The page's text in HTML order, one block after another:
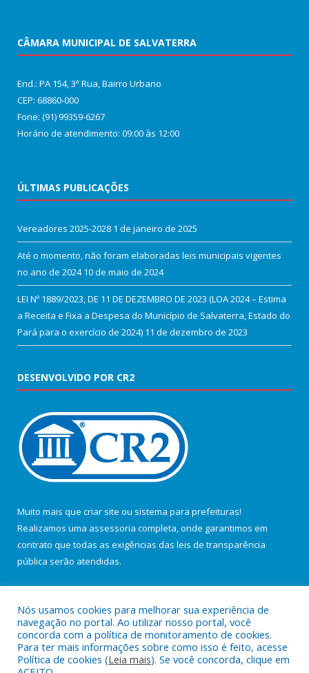
CÂMARA MUNICIPAL DE SALVATERRA
End.: PA 154, 3ª Rua, Bairro Urbano
CEP: 68860‑000
Fone: (91) 99359-6267
Horário de atendimento: 09:00 às 12:00
ÚLTIMAS PUBLICAÇÕES
Vereadores 2025-2028 1 de janeiro de 2025
Até o momento, não foram elaboradas leis municipais vigentes
no ano de 2024 10 de maio de 2024
LEI Nº 1889/2023, DE 11 DE DEZEMBRO DE 2023 (LOA 2024 – Estima
a Receita e Fixa a Despesa do Município de Salvaterra, Estado do
Pará para o exercício de 2024) 11 de dezembro de 2023
DESENVOLVIDO POR CR2
Muito mais que criar site ou sistema para prefeituras!
Realizamos uma assessoria completa, onde garantimos em
contrato que todas as exigências das leis de transparência
pública serão atendidas.
Todos os direitos reservados a Câmara Municipal de Salvaterra.
Nós usamos cookies para melhorar sua experiência de
navegação no portal. Ao utilizar nosso portal, você
concorda com a política de monitoramento de cookies.
Para ter mais informações sobre como isso é feito, acesse
Política de cookies (Leia mais). Se você concorda, clique em